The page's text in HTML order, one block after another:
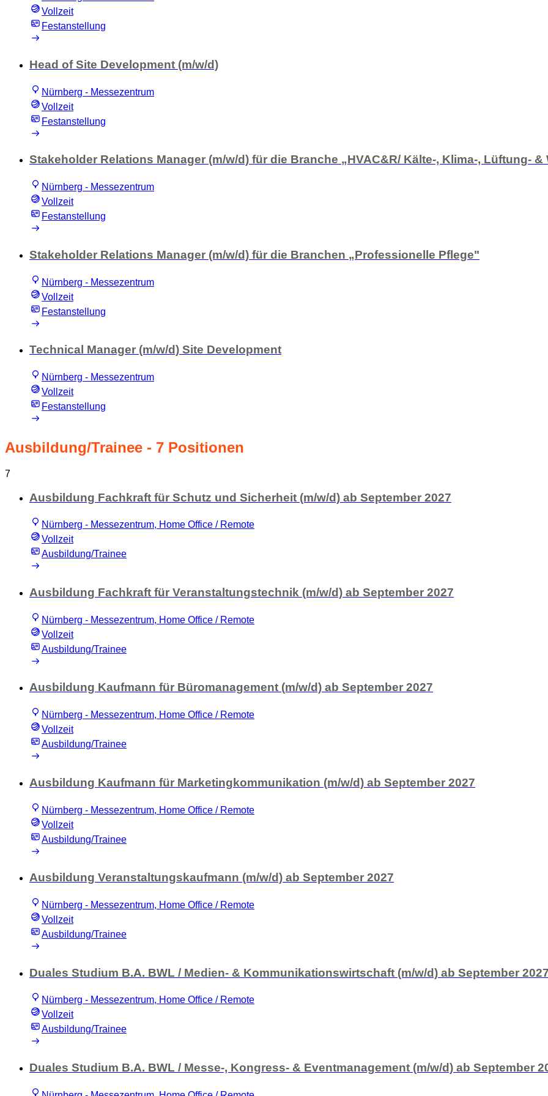
Vollzeit
Festanstellung
Head of Site Development (m/w/d)
Nürnberg - Messezentrum
Vollzeit
Festanstellung
Stakeholder Relations Manager (m/w/d) für die Branche „HVAC&R/ Kälte-, Klima-, Lüftung-
Nürnberg - Messezentrum
Vollzeit
Festanstellung
Stakeholder Relations Manager (m/w/d) für die Branchen „Professionelle Pflege"
Nürnberg - Messezentrum
Vollzeit
Festanstellung
Technical Manager (m/w/d) Site Development
Nürnberg - Messezentrum
Vollzeit
Festanstellung
Ausbildung/Trainee - 7 Positionen
7
Ausbildung Fachkraft für Schutz und Sicherheit (m/w/d) ab September 2027
Nürnberg - Messezentrum, Home Office / Remote
Vollzeit
Ausbildung/Trainee
Ausbildung Fachkraft für Veranstaltungstechnik (m/w/d) ab September 2027
Nürnberg - Messezentrum, Home Office / Remote
Vollzeit
Ausbildung/Trainee
Ausbildung Kaufmann für Büromanagement (m/w/d) ab September 2027
Nürnberg - Messezentrum, Home Office / Remote
Vollzeit
Ausbildung/Trainee
Ausbildung Kaufmann für Marketingkommunikation (m/w/d) ab September 2027
Nürnberg - Messezentrum, Home Office / Remote
Vollzeit
Ausbildung/Trainee
Ausbildung Veranstaltungskaufmann (m/w/d) ab September 2027
Nürnberg - Messezentrum, Home Office / Remote
Vollzeit
Ausbildung/Trainee
Duales Studium B.A. BWL / Medien- & Kommunikationswirtschaft (m/w/d) ab September 2027
Nürnberg - Messezentrum, Home Office / Remote
Vollzeit
Ausbildung/Trainee
Duales Studium B.A. BWL / Messe-, Kongress- & Eventmanagement (m/w/d) ab September